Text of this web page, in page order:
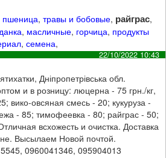
пшеница,травы и бобовые, райграс,
, масличные, горчица, продукты
,семена,
22/10/2022 10:43
Дніпропетрівська обл.
и в розницу: люцерна - 75 грн./кг,
вико-овсяная смесь - 20; кукуруза -
- 85; тимофеевка - 80; райграс - 50;
всхожесть и очистка. Доставка
Высылаем Новой почтой.
0960041346, 095904013